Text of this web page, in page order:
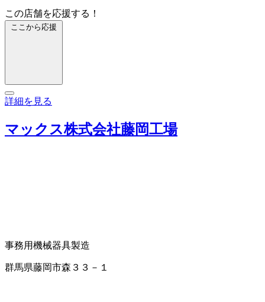
この店舗を応援する！
ここから応援
詳細を見る
マックス株式会社藤岡工場
事務用機械器具製造
群馬県藤岡市森３３－１